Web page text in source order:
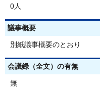
0人
議事概要
別紙議事概要のとおり
会議録（全文）の有無
無